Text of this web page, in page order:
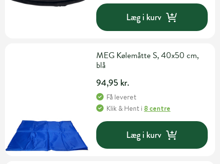
Læg i kurv
MEG Kølemåtte S, 40x50 cm,
blå
94,95 kr.
Få leveret
Klik & Hent i 8 centre
Læg i kurv